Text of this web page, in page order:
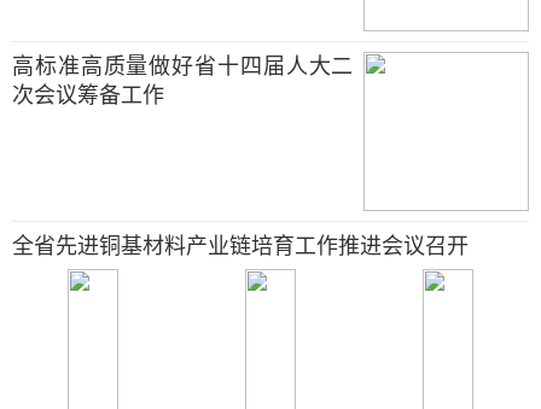
高标准高质量做好省十四届人大二
次会议筹备工作
全省先进铜基材料产业链培育工作推进会议召开